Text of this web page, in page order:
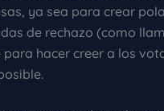
ya sea para crear
de rechazo (como
hacer creer a los